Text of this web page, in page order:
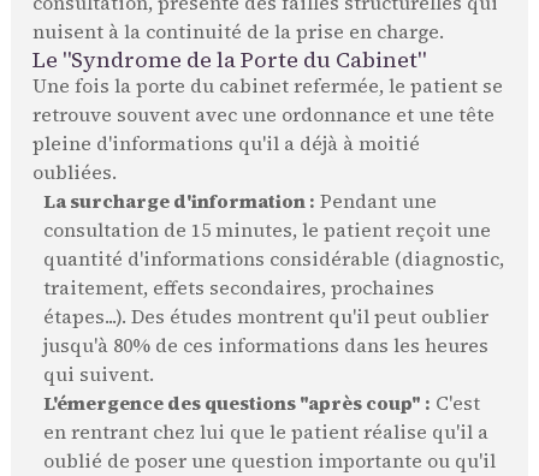
nuisent à la continuité de la prise en charge.
Le "Syndrome de la Porte du Cabinet"
Une fois la porte du cabinet refermée, le patient se
retrouve souvent avec une ordonnance et une tête
pleine d'informations qu'il a déjà à moitié
oubliées.
La surcharge d'information : Pendant une
consultation de 15 minutes, le patient reçoit une
quantité d'informations considérable (diagnostic,
traitement, effets secondaires, prochaines
étapes...). Des études montrent qu'il peut oublier
jusqu'à 80% de ces informations dans les heures
qui suivent.
L'émergence des questions "après coup" : C'est
en rentrant chez lui que le patient réalise qu'il a
oublié de poser une question importante ou qu'il